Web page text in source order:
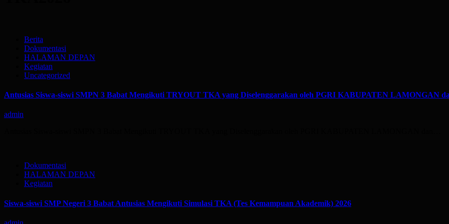
Berita
Dokumentasi
HALAMAN DEPAN
Kegiatan
Uncategorized
Antusias Siswa-siswi SMPN 3 Babat Mengikuti TRYOUT TKA yang Diselenggarakan oleh PGRI KABUPATEN LAMONGAN
admin
Dokumentasi
HALAMAN DEPAN
Kegiatan
Siswa-siswi SMP Negeri 3 Babat Antusias Mengikuti Simulasi TKA (Tes Kemampuan Akademik) 2026